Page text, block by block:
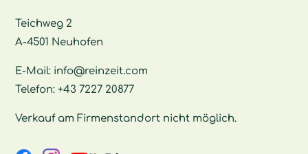
Teichweg 2
A-4501 Neuhofen
E-Mail: info@reinzeit.com
Telefon:+43 7227 20877
Verkauf am Firmenstandort nicht möglich.